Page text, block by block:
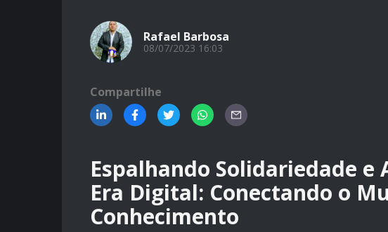
Rafael Barbosa
08/07/2023 16:03
Compartilhe
Espalhando Solidariedade
Era Digital: Conectando o
Conhecimento